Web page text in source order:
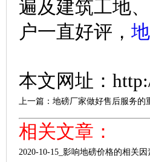
遍及建筑工地
户一直好评，
本文网址：
上一篇：地磅厂家做好售后服务的
相关文章：
2020-10-15 影响地磅价格的相关因